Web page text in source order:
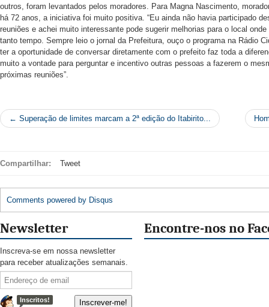
outros, foram levantados pelos moradores. Para Magna Nascimento,
há 72 anos, a iniciativa foi muito positiva. “Eu ainda não havia participado
reuniões e achei muito interessante pode sugerir melhorias para o local
tanto tempo. Sempre leio o jornal da Prefeitura, ouço o programa na Rádio
ter a oportunidade de conversar diretamente com o prefeito faz toda a
muito a vontade para perguntar e incentivo outras pessoas a fazerem o
próximas reuniões”.
← Superação de limites marcam a 2ª edição do Itabirito...
Compartilhar: Tweet
Comments powered by Disqus
Newsletter
Inscreva-se em nossa newsletter
para receber atualizações semanais.
Inscritos!
Encontre-nos no